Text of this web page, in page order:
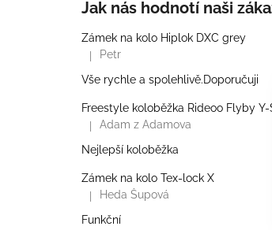
Jak nás hodnotí naši
Zámek na kolo Hiplok DXC grey
Hodnocení produktu je 5 z 5
Petr
Vše rychle a spolehlivě.Doporučuji
Hodnocení produktu je 5 z 5
Adam z Adamova
Nejlepší koloběžka
Zámek na kolo Tex-lock X
Hodnocení produktu je 5 z 5
Heda Šupová
Funkční